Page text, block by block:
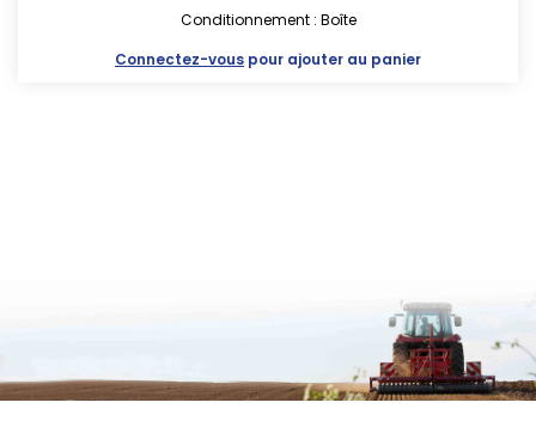
Conditionnement : Boîte
Connectez-vous pour ajouter au panier